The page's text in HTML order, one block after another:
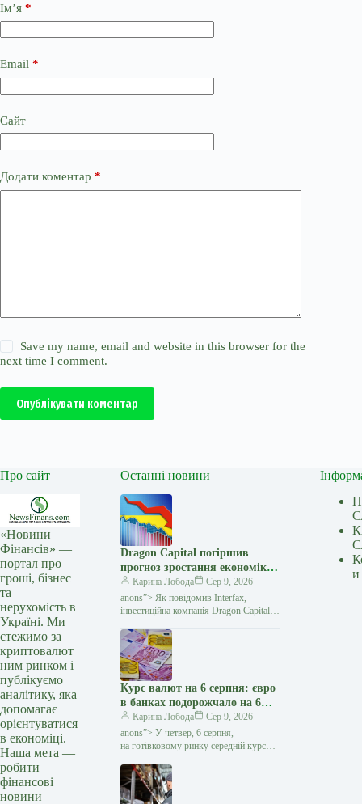
Ім’я *
Email *
Сайт
Додати коментар *
Save my name, email and website in this browser for the
next time I comment.
Опублікувати коментар
Про сайт
«Новини
Фінансів» —
портал про
гроші, бізнес
та
нерухомість в
Україні. Ми
стежимо за
криптовалют
ним ринком і
публікуємо
аналітику, яка
допомагає
орієнтуватися
в економіці.
Наша мета —
робити
фінансові
новини
Останні новини
Dragon Capital погіршив
прогноз зростання економіки
України у 2026 році до 1% —
Мінфін
Карина Лобода
Сер 9, 2026
anons”> Як повідомив Interfax,
інвестиційна компанія Dragon Capital
України у 2026 році. Якщо раніше
аналітики очікували збільшення
Курс валют на 6 серпня: євро
в банках подорожчало на 6
копійок — Мінфін
Карина Лобода
Сер 9, 2026
anons”> У четвер, 6 серпня,
на готівковому ринку середній курс
на 3 копійки у продажу. Євро
подорожчало на 6 копійок…
и